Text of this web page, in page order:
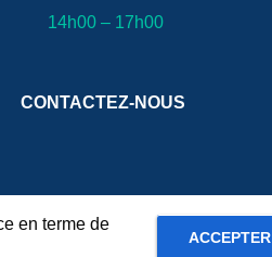
14h00 – 17h00
CONTACTEZ-NOUS
en terme de
ACCEPTER